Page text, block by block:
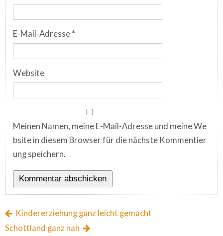
E-Mail-Adresse *
Website
Meinen Namen, meine E-Mail-Adresse und meine We
bsite in diesem Browser für die nächste Kommentier
ung speichern.
Kindererziehung ganz leicht gemacht
Schottland ganz nah